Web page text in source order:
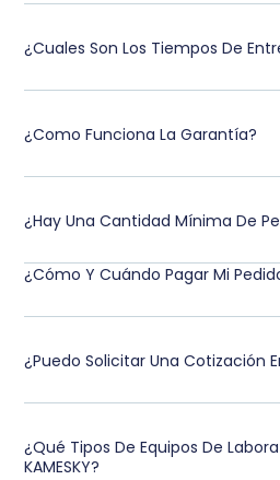
¿Cuales Son Los Tiempos De
¿Como Funciona La Garantía?
¿Hay Una Cantidad Mínima De
¿Cómo Y Cuándo Pagar Mi
¿Puedo Solicitar Una Cotización
¿Qué Tipos De Equipos De
KAMESKY?